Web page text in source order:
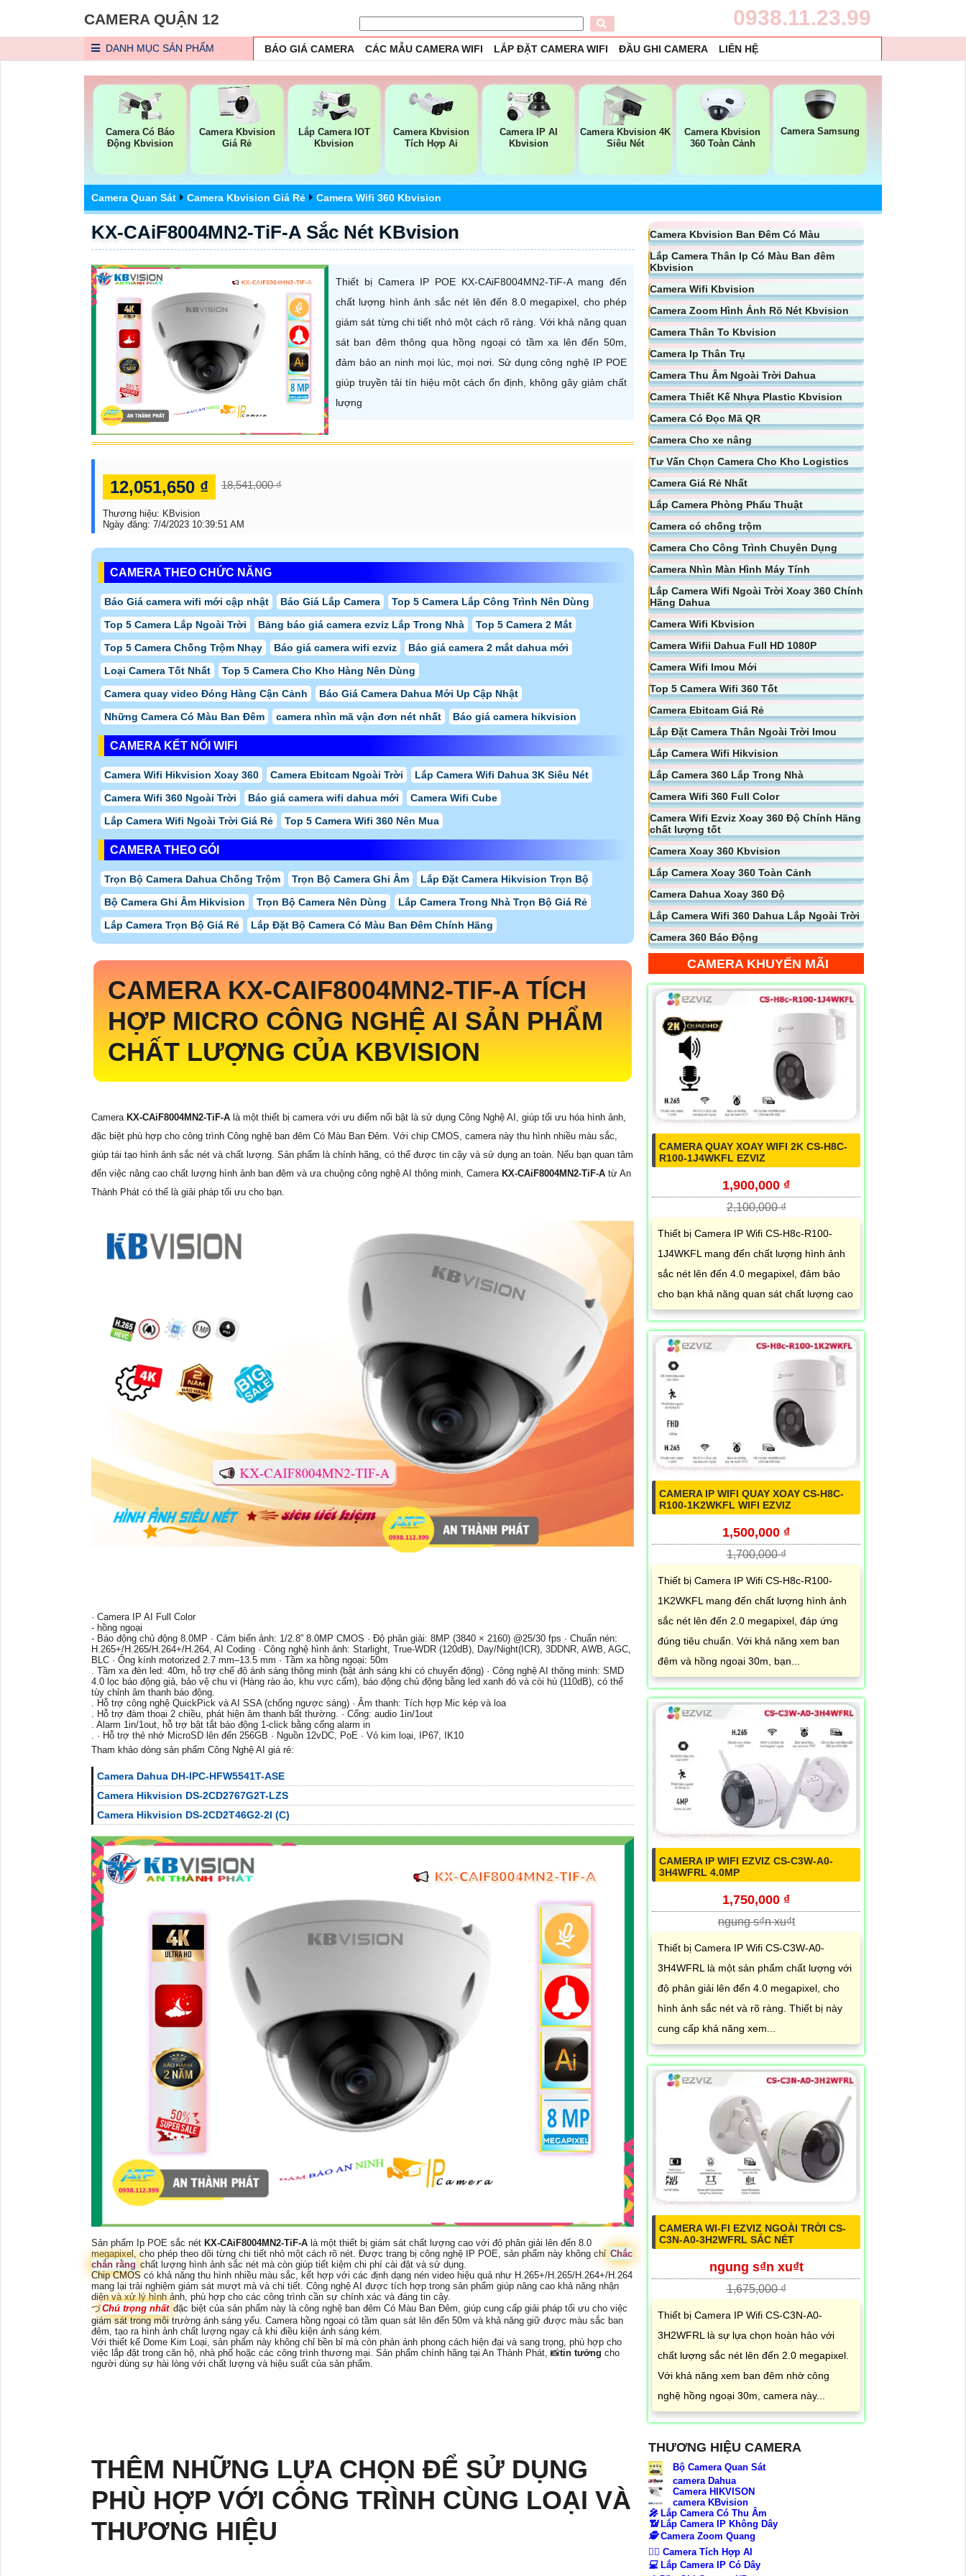
CAMERA QUẬN 12 0938.11.23.99
DANH MỤC SẢN PHẨM BÁO GIÁ CAMERA CÁC MẪU CAMERA WIFI LẮP ĐẶT CAMERA WIFI ĐẦU GHI CAMERA LIÊN HỆ
Camera Có Báo
Động Kbvision
Camera Kbvision
Giá Rẻ
Lắp Camera IOT
Kbvision
Camera Kbvision
Tích Hợp Ai
Camera IP AI
Kbvision
Camera Kbvision 4K
Siêu Nét
Camera Kbvision
360 Toàn Cảnh
Camera Samsung
Camera Quan Sát Camera Kbvision Giá Rẻ Camera Wifi 360 Kbvision
KX-CAiF8004MN2-TiF-A Sắc Nét KBvision
Thiết bị Camera IP POE KX-CAiF8004MN2-TiF-A mang đến
chất lượng hình ảnh sắc nét lên đến 8.0 megapixel, cho phép
giám sát từng chi tiết nhỏ một cách rõ ràng. Với khả năng quan
sát ban đêm thông qua hồng ngoại có tầm xa lên đến 50m,
đảm bảo an ninh mọi lúc, mọi nơi. Sử dụng công nghệ IP POE
giúp truyền tải tín hiệu một cách ổn định, không gây giảm chất
lượng
12,051,650 ₫ 18,541,000 ₫
Thương hiệu: KBvision
Ngày đăng: 7/4/2023 10:39:51 AM
CAMERA THEO CHỨC NĂNG
Báo Giá camera wifi mới cập nhật Báo Giá Lắp Camera
Top 5 Camera Lắp Công Trình Nên Dùng
Top 5 Camera Lắp Ngoài Trời
Bảng báo giá camera ezviz Lắp Trong Nhà
Top 5 Camera 2 Mắt
Top 5 Camera Chống Trộm Nhạy
Báo giá camera wifi ezviz
Báo giá camera 2 mắt dahua mới
Loại Camera Tốt Nhất
Top 5 Camera Cho Kho Hàng Nên Dùng
Camera quay video Đóng Hàng Cận Cảnh
Báo Giá Camera Dahua Mới Up Cập Nhật
Những Camera Có Màu Ban Đêm
camera nhìn mã vận đơn nét nhất Báo giá camera hikvision
CAMERA KẾT NỐI WIFI
Camera Wifi Hikvision Xoay 360 Camera Ebitcam Ngoài Trời
Lắp Camera Wifi Dahua 3K Siêu Nét
Camera Wifi 360 Ngoài Trời
Báo giá camera wifi dahua mới
Camera Wifi Cube
Lắp Camera Wifi Ngoài Trời Giá Rẻ
Top 5 Camera Wifi 360 Nên Mua
CAMERA THEO GÓI
Trọn Bộ Camera Dahua Chống Trộm Trọn Bộ Camera Ghi Âm
Lắp Đặt Camera Hikvision Trọn Bộ
Bộ Camera Ghi Âm Hikvision
Trọn Bộ Camera Nên Dùng
Lắp Camera Trong Nhà Trọn Bộ Giá Rẻ
Lắp Camera Trọn Bộ Giá Rẻ
Lắp Đặt Bộ Camera Có Màu Ban Đêm Chính Hãng
CAMERA KX-CAIF8004MN2-TIF-A TÍCH
HỢP MICRO CÔNG NGHỆ AI SẢN PHẨM
CHẤT LƯỢNG CỦA KBVISION
Camera KX-CAiF8004MN2-TiF-A là một thiết bị camera với ưu điểm nổi bật là sử dụng Công Nghệ AI, giúp tối ưu hóa hình ảnh,
đặc biệt phù hợp cho công trình Công nghệ ban đêm Có Màu Ban Đêm. Với chip CMOS, camera này thu hình nhiều màu sắc,
giúp tái tạo hình ảnh sắc nét và chất lượng. Sản phẩm là chính hãng, có thể được tin cậy và sử dụng an toàn. Nếu bạn quan tâm
đến việc nâng cao chất lượng hình ảnh ban đêm và ưa chuộng công nghệ AI thông minh, Camera KX-CAiF8004MN2-TiF-A từ An
Thành Phát có thể là giải pháp tối ưu cho bạn.
· Camera IP AI Full Color
- hồng ngoại
- Báo động chủ động 8.0MP · Cảm biến ảnh: 1/2.8” 8.0MP CMOS · Độ phân giải: 8MP (3840 × 2160) @25/30 fps · Chuẩn nén:
H.265+/H.265/H.264+/H.264, AI Coding · Công nghệ hình ảnh: Starlight, True-WDR (120dB), Day/Night(ICR), 3DDNR, AWB, AGC,
BLC · Ống kính motorized 2.7 mm–13.5 mm · Tầm xa hồng ngoại: 50m
. Tầm xa đèn led: 40m, hỗ trợ chế độ ánh sáng thông minh (bật ánh sáng khi có chuyển động) · Công nghệ AI thông minh: SMD
4.0 lọc báo động giả, bảo vệ chu vi (Hàng rào ảo, khu vực cấm), báo động chủ động bằng led xanh đỏ và còi hú (110dB), có thể
tùy chỉnh âm thanh báo động.
. Hỗ trợ công nghệ QuickPick và AI SSA (chống ngược sáng) · Âm thanh: Tích hợp Mic kép và loa
. Hỗ trợ đàm thoại 2 chiều, phát hiện âm thanh bất thường. · Cổng: audio 1in/1out
. Alarm 1in/1out, hỗ trợ bật tắt báo động 1-click bằng cổng alarm in
. · Hỗ trợ thẻ nhớ MicroSD lên đến 256GB · Nguồn 12vDC, PoE · Vỏ kim loại, IP67, IK10
Tham khảo dòng sản phẩm Công Nghệ AI giá rẻ:
Camera Dahua DH-IPC-HFW5541T-ASE
Camera Hikvision DS-2CD2767G2T-LZS
Camera Hikvision DS-2CD2T46G2-2I (C)
Sản phẩm Ip POE sắc nét KX-CAiF8004MN2-TiF-A là một thiết bị giám sát chất lượng cao với độ phân giải lên đến 8.0
megapixel, cho phép theo dõi từng chi tiết nhỏ một cách rõ nét. Được trang bị công nghệ IP POE, sản phẩm này không chỉ Chắc
chắn rằng chất lượng hình ảnh sắc nét mà còn giúp tiết kiệm chi phí cài đặt và sử dụng.
Chip CMOS có khả năng thu hình nhiều màu sắc, kết hợp với các định dạng nén video hiệu quả như H.265+/H.265/H.264+/H.264
mang lại trải nghiệm giám sát mượt mà và chi tiết. Công nghệ AI được tích hợp trong sản phẩm giúp nâng cao khả năng nhận
diện và xử lý hình ảnh, phù hợp cho các công trình cần sự chính xác và đáng tin cậy.
づChú trọng nhất đặc biệt của sản phẩm này là công nghệ ban đêm Có Màu Ban Đêm, giúp cung cấp giải pháp tối ưu cho việc
giám sát trong môi trường ánh sáng yếu. Camera hồng ngoại có tầm quan sát lên đến 50m và khả năng giữ được màu sắc ban
đêm, tạo ra hình ảnh chất lượng ngay cả khi điều kiện ánh sáng kém.
Với thiết kế Dome Kim Loại, sản phẩm này không chỉ bền bỉ mà còn phản ánh phong cách hiện đại và sang trọng, phù hợp cho
việc lắp đặt trong căn hộ, nhà phố hoặc các công trình thương mại. Sản phẩm chính hãng tại An Thành Phát, 📸tin tưởng cho
người dùng sự hài lòng với chất lượng và hiệu suất của sản phẩm.
THÊM NHỮNG LỰA CHỌN ĐỂ SỬ DỤNG
PHÙ HỢP VỚI CÔNG TRÌNH CÙNG LOẠI VÀ
THƯƠNG HIỆU
Camera Kbvision Ban Đêm Có Màu
Lắp Camera Thân Ip Có Màu Ban đêm
Kbvision
Camera Wifi Kbvision
Camera Zoom Hình Ảnh Rõ Nét Kbvision
Camera Thân To Kbvision
Camera Ip Thân Trụ
Camera Thu Âm Ngoài Trời Dahua
Camera Thiết Kế Nhựa Plastic Kbvision
Camera Có Đọc Mã QR
Camera Cho xe nâng
Tư Vấn Chọn Camera Cho Kho Logistics
Camera Giá Rẻ Nhất
Lắp Camera Phòng Phẩu Thuật
Camera có chống trộm
Camera Cho Công Trình Chuyên Dụng
Camera Nhìn Màn Hình Máy Tính
Lắp Camera Wifi Ngoài Trời Xoay 360 Chính
Hãng Dahua
Camera Wifi Kbvision
Camera Wifii Dahua Full HD 1080P
Camera Wifi Imou Mới
Top 5 Camera Wifi 360 Tốt
Camera Ebitcam Giá Rẻ
Lắp Đặt Camera Thân Ngoài Trời Imou
Lắp Camera Wifi Hikvision
Lắp Camera 360 Lắp Trong Nhà
Camera Wifi 360 Full Color
Camera Wifi Ezviz Xoay 360 Độ Chính Hãng
chất lượng tốt
Camera Xoay 360 Kbvision
Lắp Camera Xoay 360 Toàn Cảnh
Camera Dahua Xoay 360 Độ
Lắp Camera Wifi 360 Dahua Lắp Ngoài Trời
Camera 360 Báo Động
CAMERA KHUYẾN MÃI
CAMERA QUAY XOAY WIFI 2K CS-H8C-
R100-1J4WKFL EZVIZ
1,900,000 ₫
2,100,000 ₫
Thiết bị Camera IP Wifi CS-H8c-R100-
1J4WKFL mang đến chất lượng hình ảnh
sắc nét lên đến 4.0 megapixel, đảm bảo
cho bạn khả năng quan sát chất lượng cao
CAMERA IP WIFI QUAY XOAY CS-H8C-
R100-1K2WKFL WIFI EZVIZ
1,500,000 ₫
1,700,000 ₫
Thiết bị Camera IP Wifi CS-H8c-R100-
1K2WKFL mang đến chất lượng hình ảnh
sắc nét lên đến 2.0 megapixel, đáp ứng
đúng tiêu chuẩn. Với khả năng xem ban
đêm và hồng ngoại 30m, bạn...
CAMERA IP WIFI EZVIZ CS-C3W-A0-
3H4WFRL 4.0MP
1,750,000 ₫
ngung s₫n xu₫t
Thiết bị Camera IP Wifi CS-C3W-A0-
3H4WFRL là một sản phẩm chất lượng với
độ phân giải lên đến 4.0 megapixel, cho
hình ảnh sắc nét và rõ ràng. Thiết bị này
cung cấp khả năng xem...
CAMERA WI-FI EZVIZ NGOÀI TRỜI CS-
C3N-A0-3H2WFRL SẮC NÉT
ngung s₫n xu₫t
1,675,000 ₫
Thiết bị Camera IP Wifi CS-C3N-A0-
3H2WFRL là sự lựa chọn hoàn hảo với
chất lượng sắc nét lên đến 2.0 megapixel.
Với khả năng xem ban đêm nhờ công
nghệ hồng ngoại 30m, camera này...
THƯƠNG HIỆU CAMERA
Bộ Camera Quan Sát
camera Dahua
Camera HIKVISON
camera KBvision
️🎤️ Lắp Camera Có Thu Âm
📶 Lắp Camera IP Không Dây
🕵️Camera Zoom Quang
🧛‍♀️ Camera Tích Hợp AI
💻Lắp Camera IP Có Dây